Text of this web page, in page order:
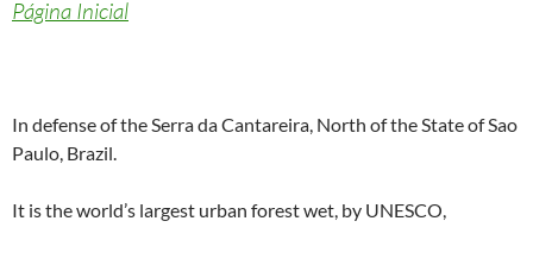
Página Inicial
In defense of the Serra da Cantareira, North of the State of Sao
Paulo, Brazil.
It is the world’s largest urban forest wet, by UNESCO,